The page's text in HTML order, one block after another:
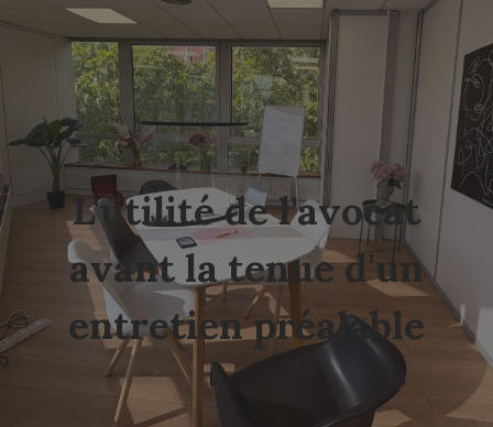
L'utilité de l'avocat
avant la tenue d'un
entretien préalable